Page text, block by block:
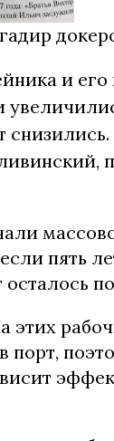
и его
пять
этих
порт,